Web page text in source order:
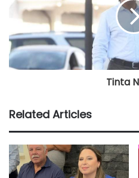
Tinta
Related Articles